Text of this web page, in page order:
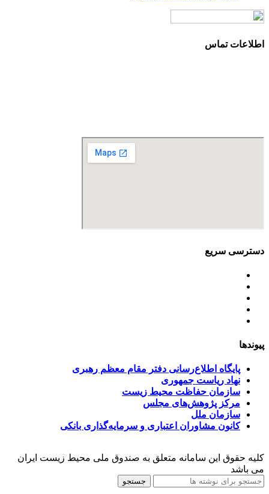
اطلاعات تماس
دسترسی سریع
پیوندها
پایگاه اطلاع‌رسانی دفتر مقام معظم رهبری
نهاد ریاست جمهوری
سازمان حفاظت محیط زیست
مرکز پژوهش‌های مجلس
سازمان ملل
کانون مشاوران اعتباری و سرمایه‌گذاری بانکی
کلیه حقوق این سامانه متعلق به صندوق ملی محیط زیست ایران
می باشد
جستجو